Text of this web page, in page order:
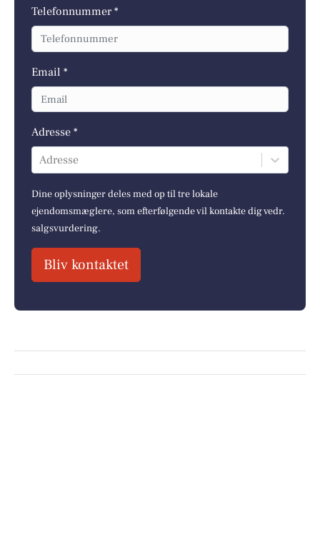
Telefonnummer *
Email *
Adresse *
Adresse
Dine oplysninger deles med op til tre lokale
ejendomsmæglere, som efterfølgende vil kontakte dig vedr.
salgsvurdering.
Bliv kontaktet